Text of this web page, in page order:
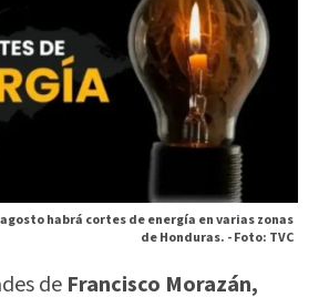
habrá cortes de energía en varias zonas
de Honduras. -Foto: TVC
de Francisco Morazán,